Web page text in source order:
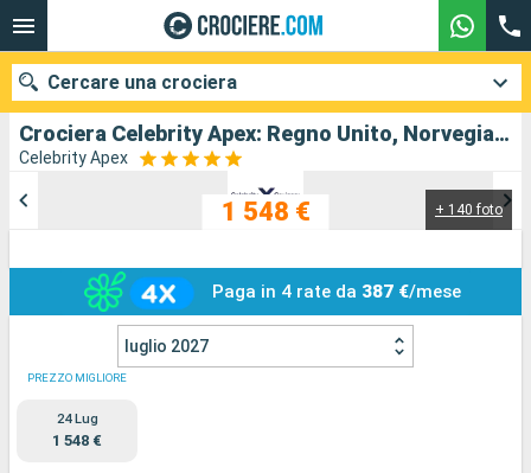
Crociera Celebrity Apex: Regno Unito, Norvegia, Belgio in partenza da Southampton
Celebrity Apex
+ 140 foto
1 548 €
Paga in 4 rate da 387 €/mese
luglio 2027
PREZZO MIGLIORE
24 Lug
1 548 €
Cercare una crociera
Le nostre destinazioni
Mesi di partenza
Porti Compagnie